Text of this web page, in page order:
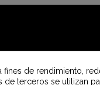
de rendimiento,
de terceros se utilizan